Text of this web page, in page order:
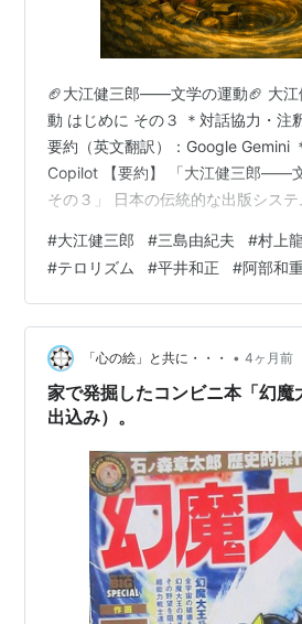
『バチガミ』
🏈大江健三郎――文学の運動🏈 大
動 はじめに その３ ＊対話協力・注
要約（英文翻訳）：Google Gemini
Copilot 【要約】 「大江健三郎――
その３」 日本の伝統的な出版シス
ト制を開拓し、現代の日本文学が世
基盤を築いた。一方、かつて三島由
村上龍らが担った、フィクションの
革を志向する「大文字の文学」は、
の前に無力化し、大江の死や龍の退
るい…
#大江健三郎 #三島由紀夫 #村上龍
#テロリズム #平井和正 #阿部和
「心の絵」と共に・・・ • 4ヶ月前
家で発掘したコンビニ本「幻魔
出込み）。